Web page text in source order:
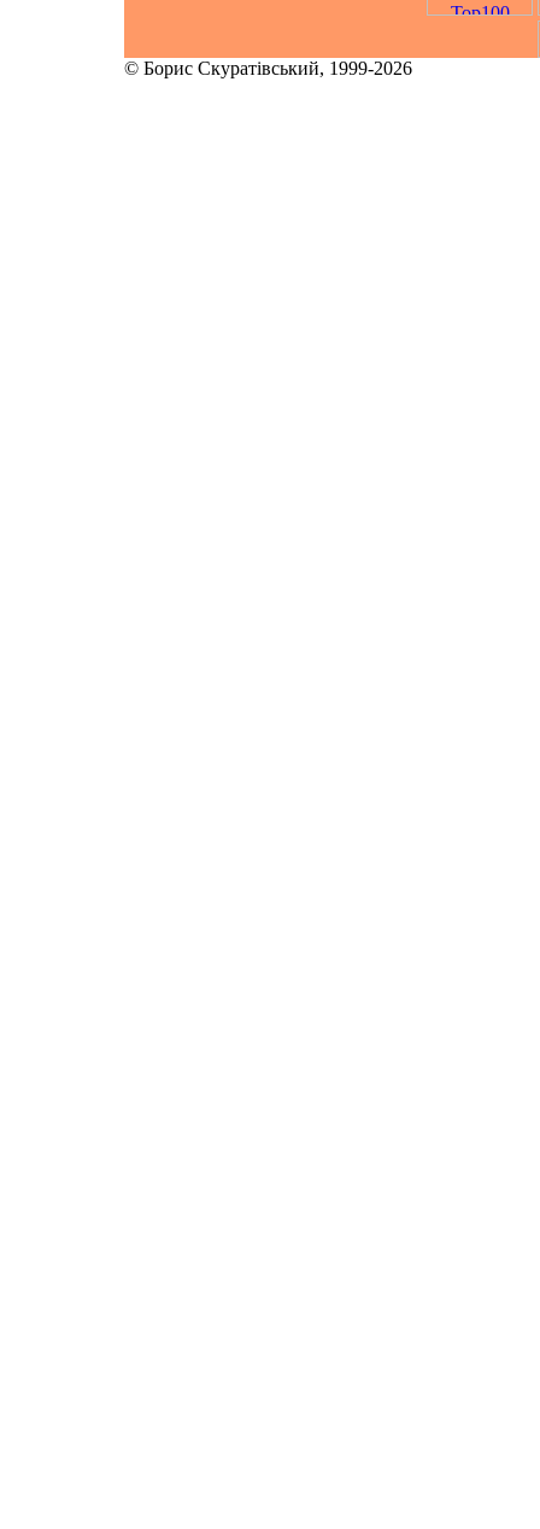
© Борис Скуратівський, 1999-2026